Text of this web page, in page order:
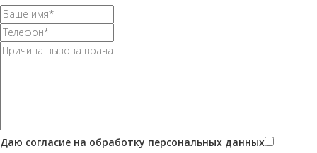
Даю согласие на обработку персональных данных